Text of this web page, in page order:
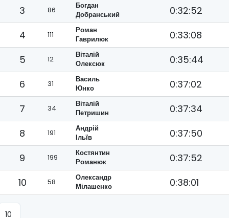
3
86
Богдан
Добранський
0:32:52
4
111
Роман
Гаврилюк
0:33:08
5
12
Віталій
Олексюк
0:35:44
6
31
Василь
Юнко
0:37:02
7
34
Віталій
Петришин
0:37:34
8
191
Андрій
Ільїв
0:37:50
9
199
Костянтин
Романюк
0:37:52
10
58
Олександр
Мілашенко
0:38:01